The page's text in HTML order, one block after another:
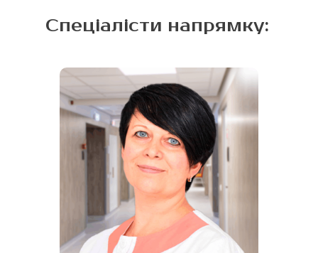
Спеціалісти напрямку: